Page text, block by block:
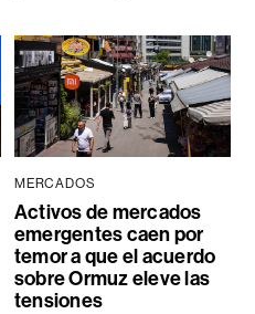
MERCADOS
Activos de mercados
emergentes caen por
temor a que el acuerdo
sobre Ormuz eleve las
tensiones